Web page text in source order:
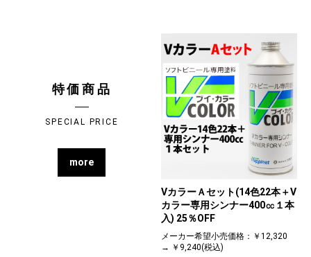
特価商品
SPECIAL PRICE
more
VカラーＡセット(14色22本＋V
カラー専用シンナー400㏄１本
入) 25％OFF
メーカー希望小売価格：￥12,320
→ ￥9,240(税込)